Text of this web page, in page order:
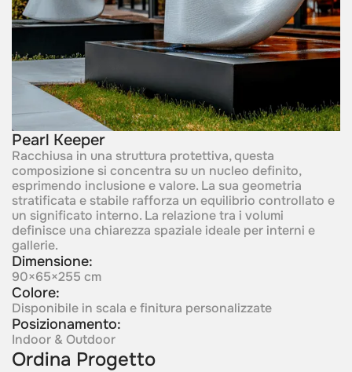
Pearl Keeper
Racchiusa in una struttura protettiva, questa
composizione si concentra su un nucleo definito,
esprimendo inclusione e valore. La sua geometria
stratificata e stabile rafforza un equilibrio controllato e
un significato interno. La relazione tra i volumi
definisce una chiarezza spaziale ideale per interni e
gallerie.
Dimensione:
90×65×255 cm
Colore:
Disponibile in scala e finitura personalizzate
Posizionamento:
Indoor & Outdoor
Ordina Progetto